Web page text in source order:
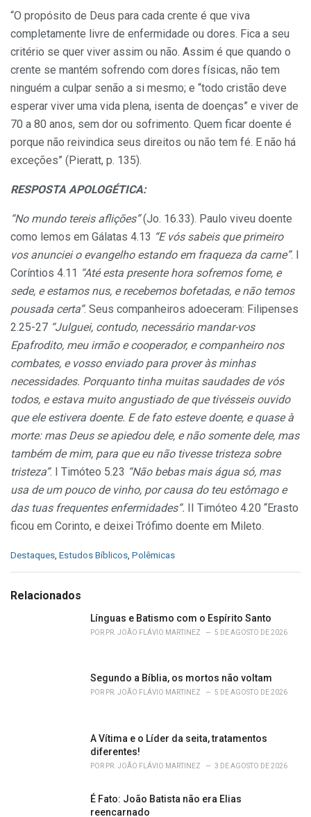
“O propósito de Deus para cada crente é que viva
completamente livre de enfermidade ou dores. Fica a seu
critério se quer viver assim ou não. Assim é que quando o
crente se mantém sofrendo com dores físicas, não tem
ninguém a culpar senão a si mesmo; e “todo cristão deve
esperar viver uma vida plena, isenta de doenças” e viver de
70 a 80 anos, sem dor ou sofrimento. Quem ficar doente é
porque não reivindica seus direitos ou não tem fé. E não há
exceções” (Pieratt, p. 135).
RESPOSTA APOLOGÉTICA:
“No mundo tereis aflições”(Jo. 16.33). Paulo viveu doente
como lemos em Gálatas 4.13 “E vós sabeis que primeiro
vos anunciei o evangelho estando em fraqueza da carne”. I
Coríntios 4.11 “Até esta presente hora sofremos fome, e
sede, e estamos nus, e recebemos bofetadas, e não temos
pousada certa”. Seus companheiros adoeceram: Filipenses
2.25-27 “Julguei, contudo, necessário mandar-vos
Epafrodito, meu irmão e cooperador, e companheiro nos
combates, e vosso enviado para prover às minhas
necessidades. Porquanto tinha muitas saudades de vós
todos, e estava muito angustiado de que tivésseis ouvido
que ele estivera doente. E de fato esteve doente, e quase à
morte: mas Deus se apiedou dele, e não somente dele, mas
também de mim, para que eu não tivesse tristeza sobre
tristeza”. I Timóteo 5.23 “Não bebas mais água só, mas
usa de um pouco de vinho, por causa do teu estômago e
das tuas frequentes enfermidades”. II Timóteo 4.20 “Erasto
ficou em Corinto, e deixei Trófimo doente em Mileto.
C
e
Destaques, Estudos Bíblicos, Polêmicas
Relacionados
Línguas e Batismo com o Espírito Santo
POR PR. JOÃO FLÁVIO MARTINEZ 5 DE AGOSTO DE 2026
Segundo a Bíblia, os mortos não voltam
POR PR. JOÃO FLÁVIO MARTINEZ 5 DE AGOSTO DE 2026
A Vítima e o Líder da seita, tratamentos
diferentes!
POR PR. JOÃO FLÁVIO MARTINEZ 3 DE AGOSTO DE 2026
É Fato: João Batista não era Elias
reencarnado